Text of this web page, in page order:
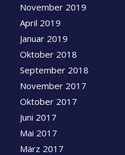
November 2019
April 2019
Januar 2019
Oktober 2018
September 2018
November 2017
Oktober 2017
Juni 2017
Mai 2017
März 2017